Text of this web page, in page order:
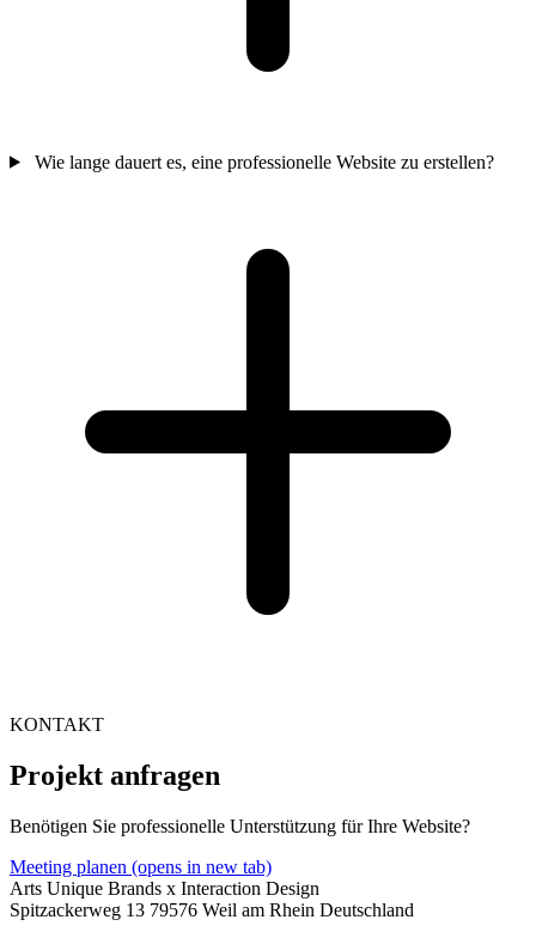
Wie lange dauert es, eine professionelle Website zu erstellen?
KONTAKT
Projekt anfragen
Benötigen Sie professionelle Unterstützung für Ihre Website?
Meeting planen (opens in new tab)
Arts Unique Brands x Interaction Design
Spitzackerweg 13 79576 Weil am Rhein Deutschland